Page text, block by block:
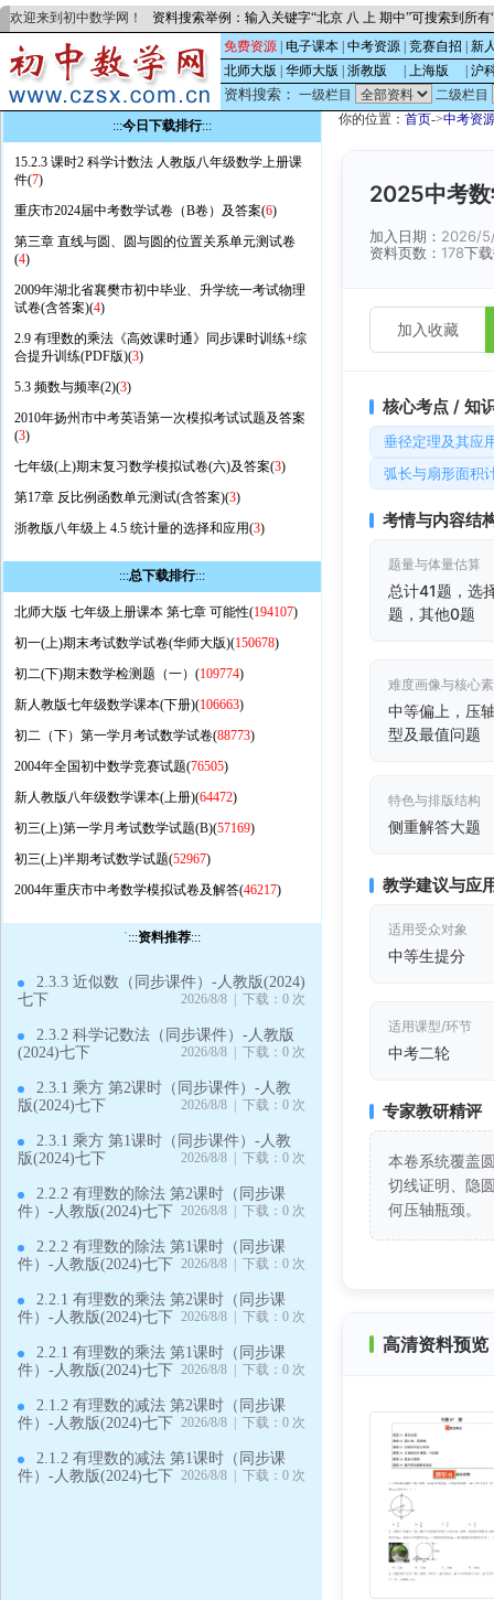
欢迎来到初中数学网！ 资料搜索举例：输入关键字“北京 八 上 期中”可搜索到所
免费资源 电子课本 中考资源 竞赛自招
新
北师大版
华师大版 浙教版 上海版 沪
资料搜索： 一级栏目
二级栏目
:::今日下载排行:::
15.2.3 课时2 科学计数法 人教版八年级数学上册课
件(7)
重庆市2024届中考数学试卷（B卷）及答案(6)
第三章 直线与圆、圆与圆的位置关系单元测试卷
(4)
2009年湖北省襄樊市初中毕业、升学统一考试物理
试卷(含答案)(4)
2.9 有理数的乘法《高效课时通》同步课时训练+综
合提升训练(PDF版)(3)
5.3 频数与频率(2)(3)
2010年扬州市中考英语第一次模拟考试试题及答案
(3)
七年级(上)期末复习数学模拟试卷(六)及答案(3)
第17章 反比例函数单元测试(含答案)(3)
浙教版八年级上 4.5 统计量的选择和应用(3)
:::总下载排行:::
北师大版 七年级上册课本 第七章 可能性(194107)
初一(上)期末考试数学试卷(华师大版)(150678)
初二(下)期末数学检测题（一）(109774)
新人教版七年级数学课本(下册)(106663)
初二（下）第一学月考试数学试卷(88773)
2004年全国初中数学竞赛试题(76505)
新人教版八年级数学课本(上册)(64472)
初三(上)第一学月考试数学试题(B)(57169)
初三(上)半期考试数学试题(52967)
2004年重庆市中考数学模拟试卷及解答(46217)
`:::资料推荐:::
2.3.3 近似数（同步课件）-人教版(2024)
七下
2026/8/8 | 下载：0 次
2.3.2 科学记数法（同步课件）-人教版
(2024)七下
2026/8/8 | 下载：0 次
2.3.1 乘方 第2课时（同步课件）-人教
版(2024)七下
2026/8/8 | 下载：0 次
2.3.1 乘方 第1课时（同步课件）-人教
版(2024)七下
2026/8/8 | 下载：0 次
2.2.2 有理数的除法 第2课时（同步课
件）-人教版(2024)七下 2026/8/8 | 下载：0 次
2.2.2 有理数的除法 第1课时（同步课
件）-人教版(2024)七下 2026/8/8 | 下载：0 次
2.2.1 有理数的乘法 第2课时（同步课
件）-人教版(2024)七下 2026/8/8 | 下载：0 次
2.2.1 有理数的乘法 第1课时（同步课
件）-人教版(2024)七下 2026/8/8 | 下载：0 次
2.1.2 有理数的减法 第2课时（同步课
件）-人教版(2024)七下 2026/8/8 | 下载：0 次
2.1.2 有理数的减法 第1课时（同步课
件）-人教版(2024)七下 2026/8/8 | 下载：0 次
你的位置： 首页->中考资
2025中考
加入日期： 2026/
资料页数： 178下
加入收藏
核心考点 / 知
垂径定理及其应
弧长与扇形面积
考情与内容结
题量与体量估算
总计41题，选
题，其他0题
难度画像与核心
中等偏上，压
型及最值问题
特色与排版结构
侧重解答大题
教学建议与应
适用受众对象
中等生提分
适用课型/环节
中考二轮
专家教研精评
本卷系统覆盖
切线证明、隐
何压轴瓶颈。
高清资料预